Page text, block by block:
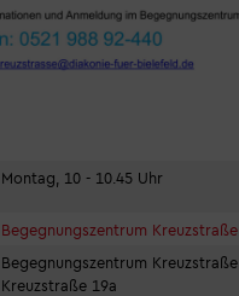
Montag, 10 - 10.45 Uhr
Begegnungszentrum Kreuzstraße
Begegnungszentrum Kreuzstraße
Kreuzstraße 19a